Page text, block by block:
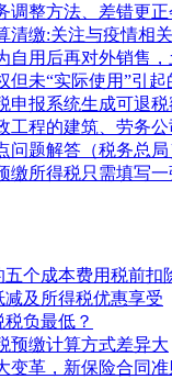
调整方法、差错更正
清缴:关注与疫情相
自用后再对外销售
但未“实际使用”引起
申报系统生成可退
工程的建筑、劳务
问题解答（税务总局
缴所得税只需填写一
个成本费用税前扣
及所得税优惠享受
负最低？
预缴计算方式差异大
变革，新保险合同